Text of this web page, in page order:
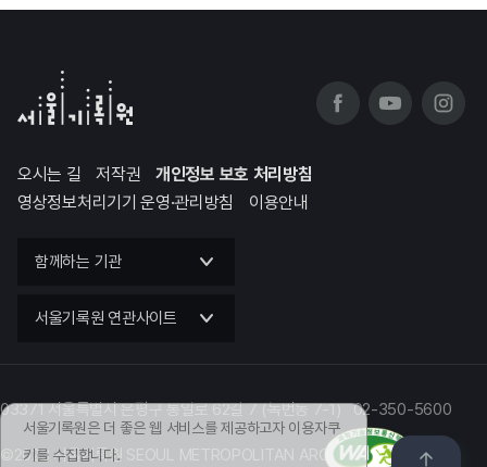
서울기록원은 더 좋은 웹 서비스를 제공하고자 이용자쿠
키를 수집합니다.
오시는 길 저작권
개인정보 보호 처리방침
영상정보처리기기 운영·관리방침
이용안내
함께하는 기관
서울기록원 연관사이트
03371 서울특별시 은평구 통일로 62길 7 (녹번동 7-1) 02-350-5600
©2023 서울기록원 SEOUL METROPOLITAN ARCHIVES